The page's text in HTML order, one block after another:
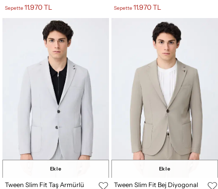
Sepette 11.970 TL Sepette 11.970 TL
Ekle
Tween Slim Fit Taş Armürlü
Ekle
Tween Slim Fit Bej Diyogonal